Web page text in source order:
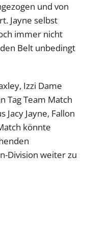
und von
Jayne selbst
immer nicht
Belt unbedingt
Izzi Dame
Tag Team Match
Jayne, Fallon
könnte
Division weiter zu